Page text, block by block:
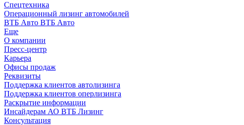
Спецтехника
Операционный лизинг автомобилей
ВТБ Авто ВТБ Авто
Еще
О компании
Пресс-центр
Карьера
Офисы продаж
Реквизиты
Поддержка клиентов автолизинга
Поддержка клиентов оперлизинга
Раскрытие информации
Инсайдерам АО ВТБ Лизинг
Консультация